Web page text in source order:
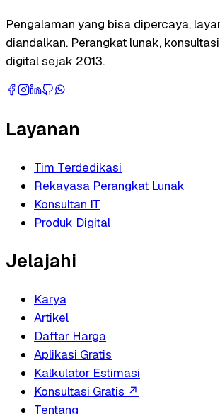
Pengalaman yang bisa dipercaya,
diandalkan. Perangkat lunak,
digital sejak 2013.
Layanan
Tim Terdedikasi
Rekayasa Perangkat Lunak
Konsultan IT
Produk Digital
Jelajahi
Karya
Artikel
Daftar Harga
Aplikasi Gratis
Kalkulator Estimasi
Konsultasi Gratis ↗
Tentang